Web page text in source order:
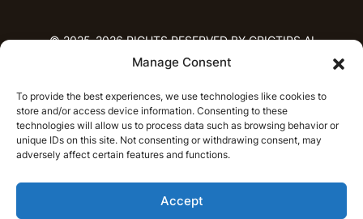
Manage Consent
To provide the best experiences, we use technologies like cookies to
store and/or access device information. Consenting to these
technologies will allow us to process data such as browsing behavior or
unique IDs on this site. Not consenting or withdrawing consent, may
adversely affect certain features and functions.
Accept
© 2025-2026 RIGHTS RESERVED BY CRICTIPS.AI
भविष्यवाणियाँ
आईपीएल भविष्यवाणियाँ
टी20 लीग भविष्यवाणियाँ
महिला क्रिकेट
नवीनतम क्रिकेट भविष्यवाणियाँ
भविष्यवाणी विश्लेषण
समाचार
आईपीएल समाचार